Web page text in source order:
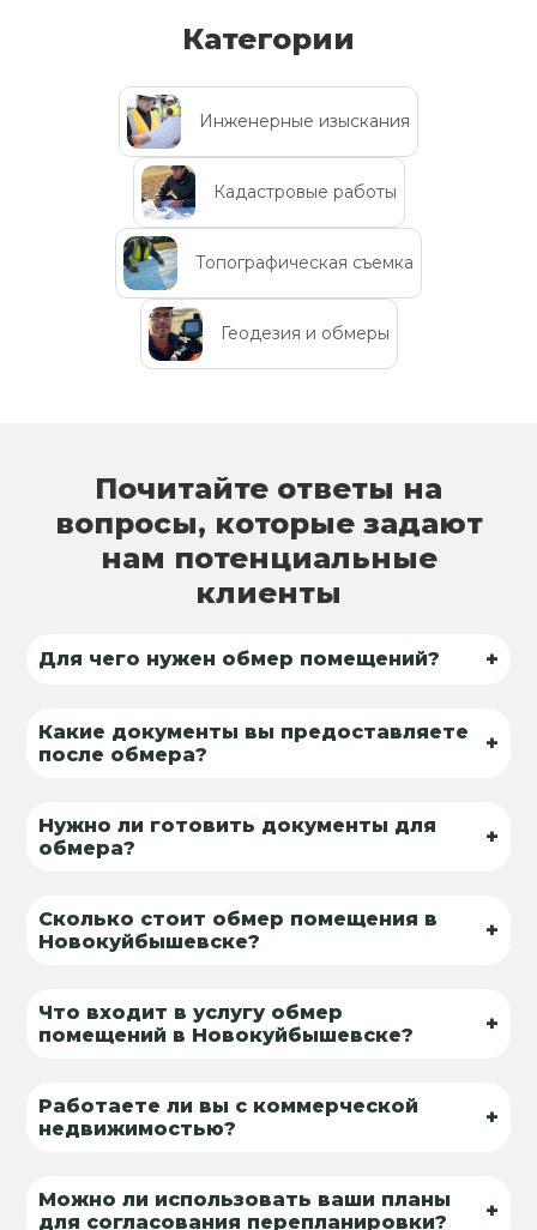
Категории
Инженерные изыскания
Кадастровые работы
Топографическая съемка
Геодезия и обмеры
Почитайте ответы на
вопросы, которые задают
нам потенциальные
клиенты
Для чего нужен обмер помещений? +
Какие документы вы предоставляете
после обмера?
+
Нужно ли готовить документы для
обмера?
+
Сколько стоит обмер помещения в
Новокуйбышевске?
+
Что входит в услугу обмер
помещений в Новокуйбышевске?
+
Работаете ли вы с коммерческой
недвижимостью?
+
Можно ли использовать ваши планы
для согласования перепланировки?
+